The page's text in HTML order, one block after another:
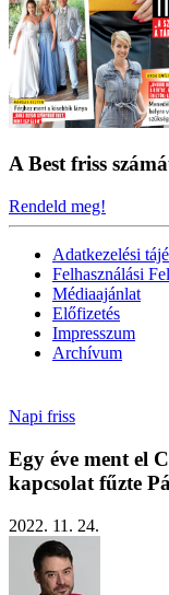
A Best friss
Rendeld meg!
Adatkezelési
Felhasználási
Médiaajánlat
Előfizetés
Impresszum
Archívum
Napi friss
Egy éve ment el
kapcsolat fűzte
2022. 11. 24.